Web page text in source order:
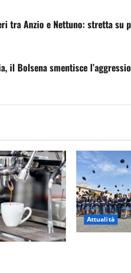
tra Anzio e Nettuno: stretta
il Bolsena smentisce
Attualità